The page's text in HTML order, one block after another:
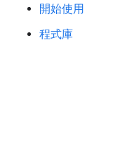
開始使用
程式庫